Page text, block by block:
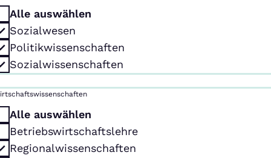
Alle auswählen
Sozialwesen
Politikwissenschaften
Sozialwissenschaften
Alle auswählen
Betriebswirtschaftslehre
Regionalwissenschaften